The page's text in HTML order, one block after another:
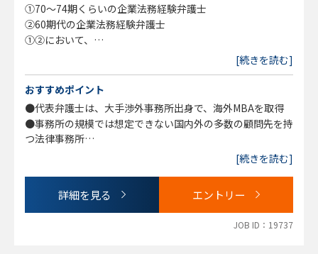
①70～74期くらいの企業法務経験弁護士
②60期代の企業法務経験弁護士
①②において、
＊修習期相応に企業法務分野の経験があり、自走して案件対
応ができる方については、優先的に検討させていただきま
す。
＊企業法務分野で定評のある事務所又は弁護士のもとで経験
のある方
＊ご家族の関係等で時間に制約のある方（企業法務分野のス
キルと経験がある方）も歓迎、ご相談ください
③現在、事務所の弁護士構成上、75期・76期の方の採用優
先度はあまり高くないですが、
欲・専門性、あるいは英語力など、即戦力としてご活躍いた
[続きを読む]
おすすめポイント
●代表弁護士は、大手渉外事務所出身で、海外MBAを取得
●事務所の規模では想定できない国内外の多数の顧問先を持
つ法律事務所
●若手（企業法務分野に積極的に取組む意欲とマインドのあ
る方）～修習期相応の企業法務経験を有する中堅弁護士や即
●ご家族の関係等で時間に制約のある方（企業法務分野のス
キルと経験がある方）も歓迎、ご相談ください
[続きを読む]
詳細を見る エントリー
JOB ID：19737